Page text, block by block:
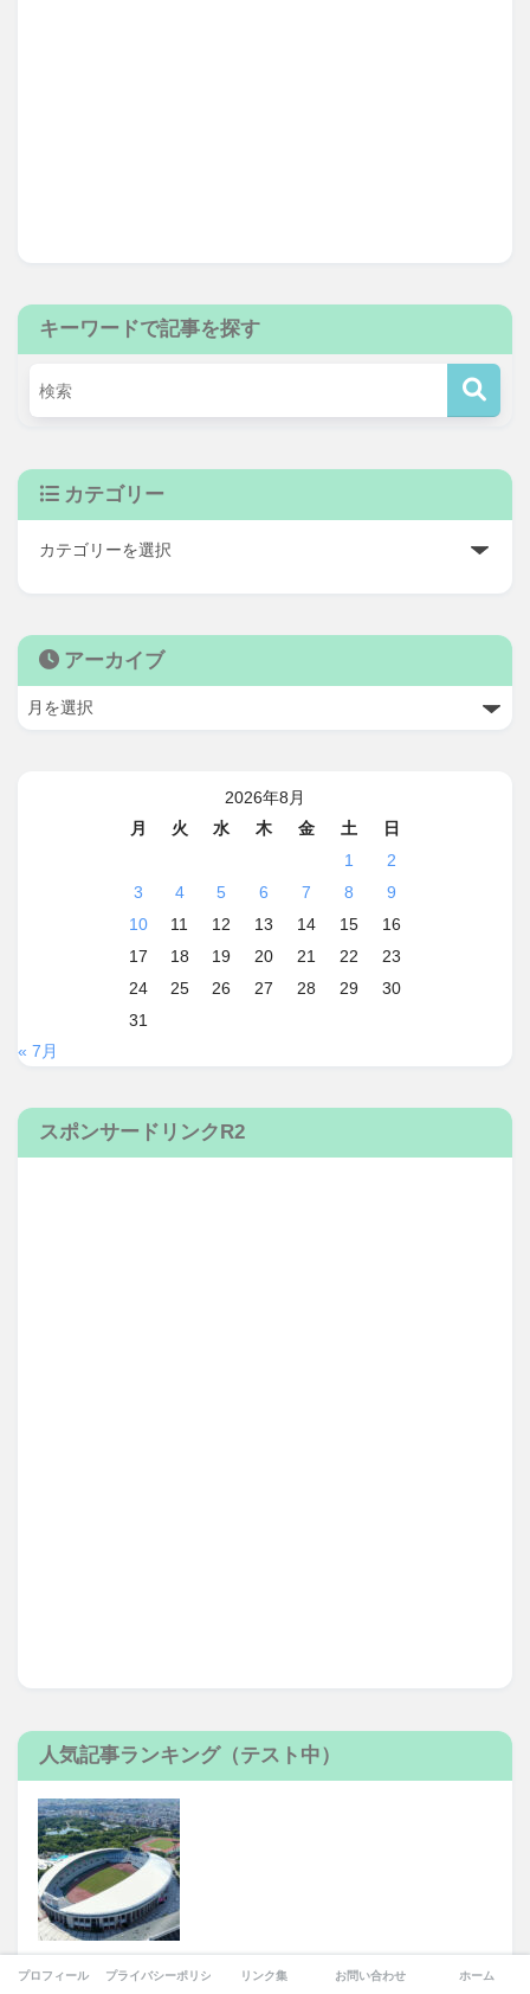
キーワードで記事を探す
カテゴリー
アーカイブ
2026年8月
月
火 水 木 金 土
日
1
2
3
4 5 6 7 8
9
10
11 12 13 14 15
16
17
18 19 20 21 22
23
24
25 26 27 28 29
30
31
« 7月
スポンサードリンクR2
人気記事ランキング（テスト中）
ヤンマースタジアム長居、大規模改修へ！大阪市が「日本を
プロフィール プライバシーポリシー リンク集 お問い合わせ ホーム